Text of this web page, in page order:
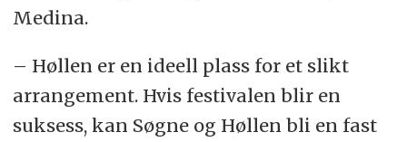
Medina.
– Høllen er en ideell plass for et slikt
arrangement. Hvis festivalen blir en
suksess, kan Søgne og Høllen bli en fast